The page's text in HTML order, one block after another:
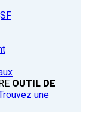
OUTIL DE
une